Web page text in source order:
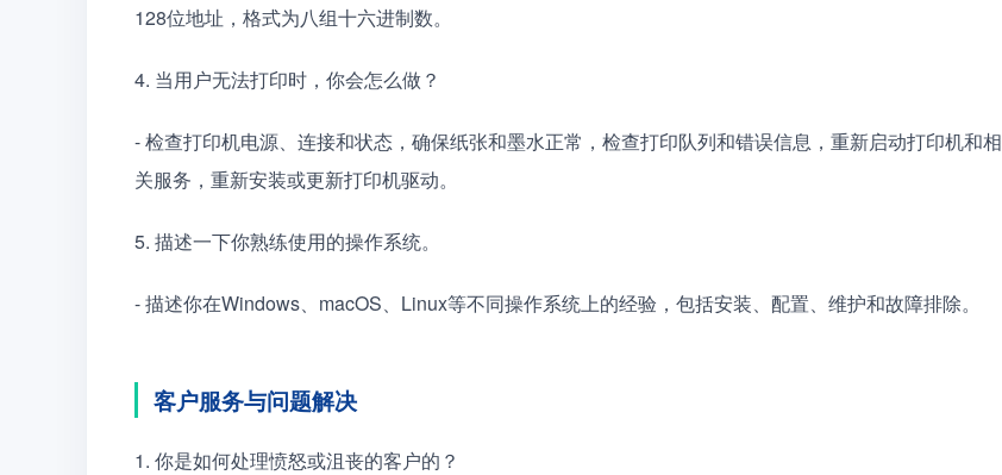
128位地址，格式为八组十六进制数。
4. 当用户无法打印时，你会怎么做？
- 检查打印机电源、连接和状态，确保纸张和墨水正常，检查打印队列和错误信息，重新启动打印机和相
关服务，重新安装或更新打印机驱动。
5. 描述一下你熟练使用的操作系统。
- 描述你在Windows、macOS、Linux等不同操作系统上的经验，包括安装、配置、维护和故障排除。
客户服务与问题解决
1. 你是如何处理愤怒或沮丧的客户的？